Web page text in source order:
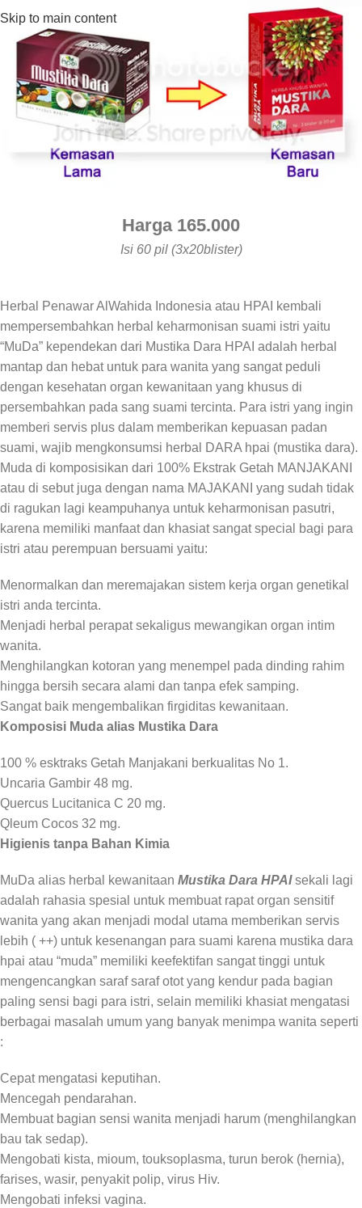
Skip to main content
Harga 165.000
Isi 60 pil (3x20blister)
Herbal Penawar AlWahida Indonesia atau HPAI kembali
mempersembahkan herbal keharmonisan suami istri yaitu
“MuDa” kependekan dari Mustika Dara HPAI adalah herbal
mantap dan hebat untuk para wanita yang sangat peduli
dengan kesehatan organ kewanitaan yang khusus di
persembahkan pada sang suami tercinta. Para istri yang ingin
memberi servis plus dalam memberikan kepuasan padan
suami, wajib mengkonsumsi herbal DARA hpai (mustika dara).
Muda di komposisikan dari 100% Ekstrak Getah MANJAKANI
atau di sebut juga dengan nama MAJAKANI yang sudah tidak
di ragukan lagi keampuhanya untuk keharmonisan pasutri,
karena memiliki manfaat dan khasiat sangat special bagi para
istri atau perempuan bersuami yaitu:
Menormalkan dan meremajakan sistem kerja organ genetikal
istri anda tercinta.
Menjadi herbal perapat sekaligus mewangikan organ intim
wanita.
Menghilangkan kotoran yang menempel pada dinding rahim
hingga bersih secara alami dan tanpa efek samping.
Sangat baik mengembalikan firgiditas kewanitaan.
Komposisi Muda alias Mustika Dara
100 % esktraks Getah Manjakani berkualitas No 1.
Uncaria Gambir 48 mg.
Quercus Lucitanica C 20 mg.
Qleum Cocos 32 mg.
Higienis tanpa Bahan Kimia
MuDa alias herbal kewanitaan Mustika Dara HPAIsekali lagi
adalah rahasia spesial untuk membuat rapat organ sensitif
wanita yang akan menjadi modal utama memberikan servis
lebih ( ++) untuk kesenangan para suami karena mustika dara
hpai atau “muda” memiliki keefektifan sangat tinggi untuk
mengencangkan saraf saraf otot yang kendur pada bagian
paling sensi bagi para istri, selain memiliki khasiat mengatasi
berbagai masalah umum yang banyak menimpa wanita seperti
:
Cepat mengatasi keputihan.
Mencegah pendarahan.
Membuat bagian sensi wanita menjadi harum (menghilangkan
bau tak sedap).
Mengobati kista, mioum, touksoplasma, turun berok (hernia),
farises, wasir, penyakit polip, virus Hiv.
Mengobati infeksi vagina.